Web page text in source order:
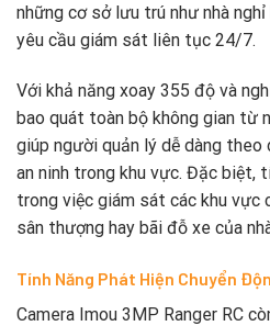
những cơ sở lưu trú như nhà
yêu cầu giám sát liên tục 24/7.
Với khả năng xoay 355 độ và
bao quát toàn bộ không gian từ
giúp người quản lý dễ dàng
an ninh trong khu vực. Đặc biệt,
trong việc giám sát các khu vực
sân thượng hay bãi đỗ xe của
Tính Năng Phát Hiện Chuyển
Camera Imou 3MP Ranger RC